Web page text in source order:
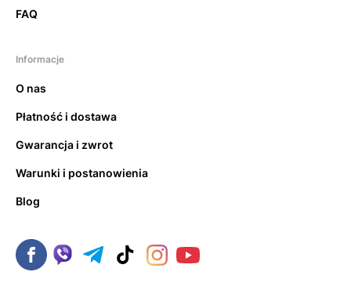
FAQ
Informacje
O nas
Płatność i dostawa
Gwarancja i zwrot
Warunki i postanowienia
Blog